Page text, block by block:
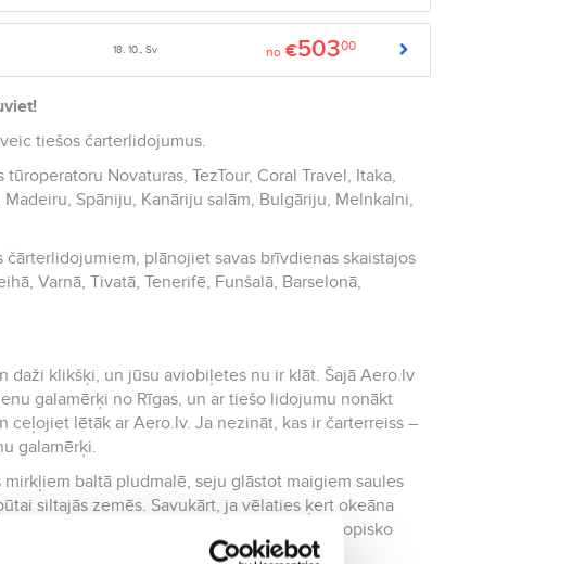
18. 10., Sv no €50300
tiešos čarterlidojumus.
Novaturas, TezTour, Coral Travel, Itaka,
Spāniju, Kanāriju salām, Bulgāriju, Melnkalni,
plānojiet savas brīvdienas skaistajos
Varnā, Tivatā, Tenerifē, Funšalā, Barselonā,
klikšķi, un jūsu aviobiļetes nu ir klāt. Šajā Aero.lv
galamērķi no Rīgas, un ar tiešo lidojumu nonākt
lētāk ar Aero.lv. Ja nezināt, kas ir čarterreiss –
galamērķi.
baltā pludmalē, seju glāstot maigiem saules
siltajās zemēs. Savukārt, ja vēlaties ķert okeāna
eksotisko putnu dziesmas un saldā tropisko